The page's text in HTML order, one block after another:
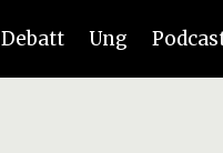
Debatt Ung